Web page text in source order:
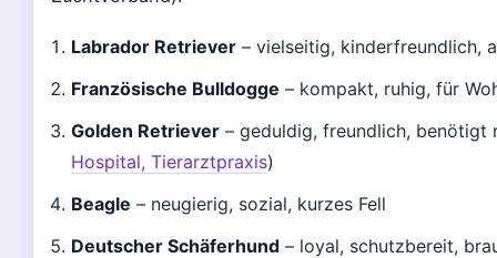
Labrador Retriever – vielseitig, kinderfreundlich,
Französische Bulldogge – kompakt, ruhig, für
Golden Retriever – geduldig, freundlich, benötigt
Hospital, Tierarztpraxis)
Beagle – neugierig, sozial, kurzes Fell
Deutscher Schäferhund – loyal, schutzbereit,